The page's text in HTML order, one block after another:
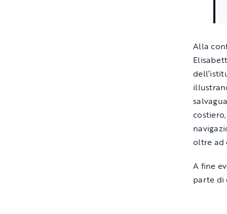
Alla
oltre ad
A fine
parte di